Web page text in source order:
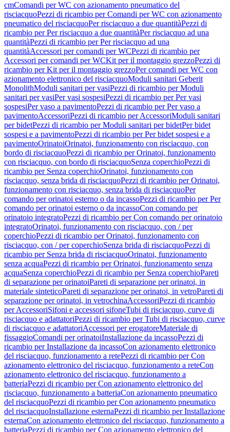
cmComandi per WC con azionamento pneumatico del
risciacquoPezzi di ricambio per Comandi per WC con azionamento
pneumatico del risciacquoPer risciacquo a due quantitàPezzi di
ricambio per Per risciacquo a due quantitàPer risciacquo ad una
quantitàPezzi di ricambio per Per risciacquo ad una
quantitàAccessori per comandi per WCPezzi di ricambio per
Accessori per comandi per WCKit per il montaggio grezzoPezzi di
ricambio per Kit per il montaggio grezzoPer comandi per WC con
azionamento elettronico del risciacquoModuli sanitari Geberit
MonolithModuli sanitari per vasiPezzi di ricambio per Moduli
sanitari per vasiPer vasi sospesiPezzi di ricambio per Per vasi
sospesiPer vaso a pavimentoPezzi di ricambio per Per vaso a
pavimentoAccessoriPezzi di ricambio per AccessoriModuli sanitari
per bidetPezzi di ricambio per Moduli sanitari per bidetPer bidet
sospesi e a pavimentoPezzi di ricambio per Per bidet sospesi e a
pavimentoOrinatoiOrinatoi, funzionamento con risciacquo, con
bordo di risciacquoPezzi di ricambio per Orinatoi, funzionamento
con risciacquo, con bordo di risciacquoSenza coperchioPezzi di
ricambio per Senza coperchioOrinatoi, funzionamento con
risciacquo, senza brida di risciacquoPezzi di ricambio per Orinatoi,
funzionamento con risciacquo, senza brida di risciacquoPer
comando per orinatoi esterno o da incassoPezzi di ricambio per Per
comando per orinatoi esterno o da incassoCon comando per
orinatoio integratoPezzi di ricambio per Con comando per orinatoio
integratoOrinatoi, funzionamento con risciacquo, con / per
coperchioPezzi di ricambio per Orinatoi, funzionamento con
risciacquo, con / per coperchioSenza brida di risciacquoPezzi di
ricambio per Senza brida di risciacquoOrinatoi, funzionamento
senza acquaPezzi di ricambio per Orinatoi, funzionamento senza
acquaSenza coperchioPezzi di ricambio per Senza coperchioPareti
di separazione per orinatoiPareti di separazione per orinatoi, in
materiale sinteticoPareti di separazione per orinatoi, in vetroPareti di
separazione per orinatoi, in vetrochinaAccessoriPezzi di ricambio
per AccessoriSifoni e accessori sifoneTubi di risciacquo, curve di
risciacquo e adattatoriPezzi di ricambio per Tubi di risciacquo, curve
di risciacquo e adattatoriAccessori per erogatoreMateriale di
fissaggioComandi per orinatoiInstallazione da incassoPezzi di
ricambio per Installazione da incassoCon azionamento elettronico
del risciacquo, funzionamento a retePezzi di ricambio per Con
azionamento elettronico del risciacquo, funzionamento a reteCon
azionamento elettronico del risciacquo, funzionamento a
batteriaPezzi di ricambio per Con azionamento elettronico del
risciacquo, funzionamento a batteriaCon azionamento pneumatico
del risciacquoPezzi di ricambio per Con azionamento pneumatico
del risciacquoInstallazione esternaPezzi di ricambio per Installazione
esternaCon azionamento elettronico del risciacquo, funzionamento a
batteriaPezzi di ricambio per Con azionamento elettronico del